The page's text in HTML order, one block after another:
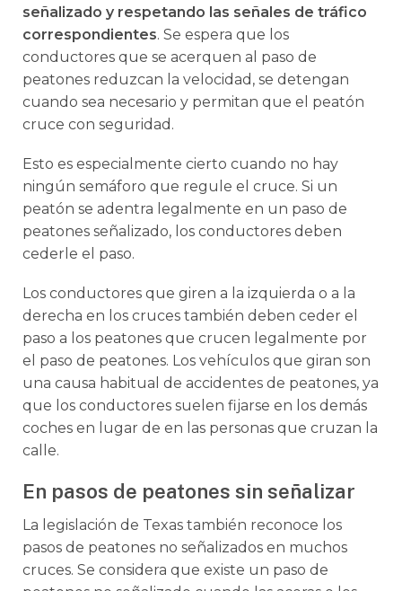
señalizado y respetando las señales de tráfico
correspondientes. Se espera que los
conductores que se acerquen al paso de
peatones reduzcan la velocidad, se detengan
cuando sea necesario y permitan que el peatón
cruce con seguridad.
Esto es especialmente cierto cuando no hay
ningún semáforo que regule el cruce. Si un
peatón se adentra legalmente en un paso de
peatones señalizado, los conductores deben
cederle el paso.
Los conductores que giren a la izquierda o a la
derecha en los cruces también deben ceder el
paso a los peatones que crucen legalmente por
el paso de peatones. Los vehículos que giran son
una causa habitual de accidentes de peatones, ya
que los conductores suelen fijarse en los demás
coches en lugar de en las personas que cruzan la
calle.
En pasos de peatones sin señalizar
La legislación de Texas también reconoce los
pasos de peatones no señalizados en muchos
cruces. Se considera que existe un paso de